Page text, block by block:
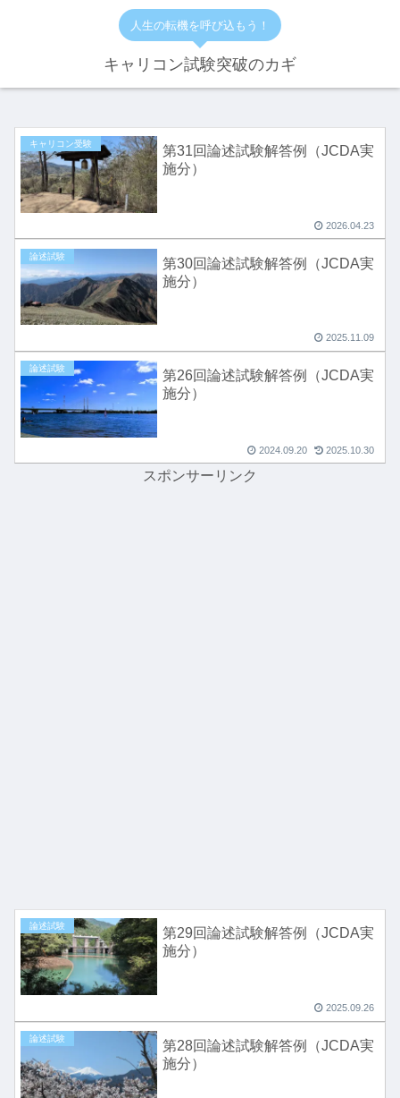
人生の転機を呼び込もう！
キャリコン試験突破のカギ
キャリコン受験
第31回論述試験解答例（JCDA実
施分）
2026.04.23
論述試験
第30回論述試験解答例（JCDA実
施分）
2025.11.09
論述試験
第26回論述試験解答例（JCDA実
施分）
2024.09.20 2025.10.30
スポンサーリンク
論述試験
第29回論述試験解答例（JCDA実
施分）
2025.09.26
論述試験
第28回論述試験解答例（JCDA実
施分）